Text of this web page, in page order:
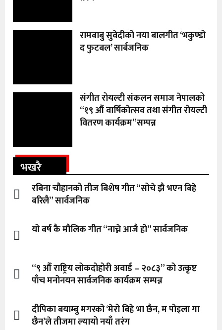
रामबाबु सुवेदीको नया बालगीत ‘भकुण्डो
द फुटबल’ सार्बजनिक
संगीत रोयल्टी संकलन समाज नेपालको
“१९ औं वार्षिकोत्सव तथा संगीत रोयल्टी
वितरण कार्यक्रम”सम्पन्न
भखरै
रबिना चौहानको तीज बिशेष गीत “सोचे झै भएन बिहे
बरिलै” सार्वजनिक
यो बर्ष कै मौलिक गीत “नाच्ने आजै हो” सार्वजनिक
“९ औँ राष्ट्रिय लोकदोहोरी अवार्ड – २०८३” को उत्कृष्ट
पाँच मनोनयन सार्वजनिक कार्यक्रम सम्पन्न
दीपिका बयाम्बु मगरको ‘मेरो बिहे भा छैन, म पोइला गा
छैन’ले तीजमा ल्यायो नयाँ तरंग